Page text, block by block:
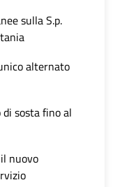
sulla S.p.
alternato
sosta fino al
nuovo